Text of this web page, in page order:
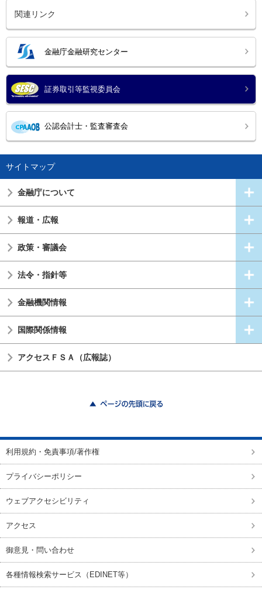
関連リンク
金融庁金融研究センター
証券取引等監視委員会
公認会計士・監査審査会
サイトマップ
金融庁について
報道・広報
政策・審議会
法令・指針等
金融機関情報
国際関係情報
アクセスＦＳＡ（広報誌）
利用規約・免責事項/著作権
プライバシーポリシー
ウェブアクセシビリティ
アクセス
御意見・問い合わせ
各種情報検索サービス（EDINET等）